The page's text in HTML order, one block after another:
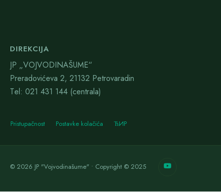
DIREKCIJA
JP „VOJVODINAŠUME“
Preradovićeva 2, 21132 Petrovaradin
Тel: 021 431 144 (centrala)
Pristupačnost Postavke kolačića ЋИР
© 2026 JP "Vojvodinašume" • Copyright © 2025